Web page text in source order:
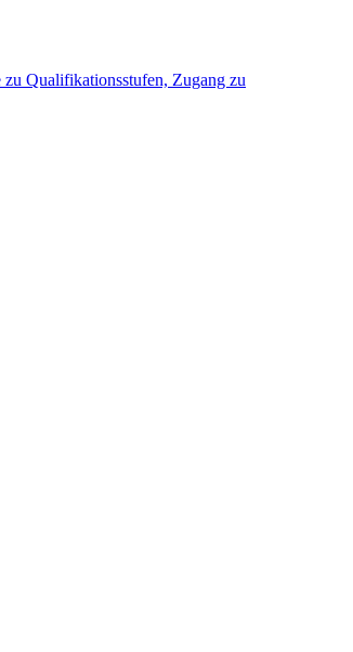
Qualifikationsstufen, Zugang zu